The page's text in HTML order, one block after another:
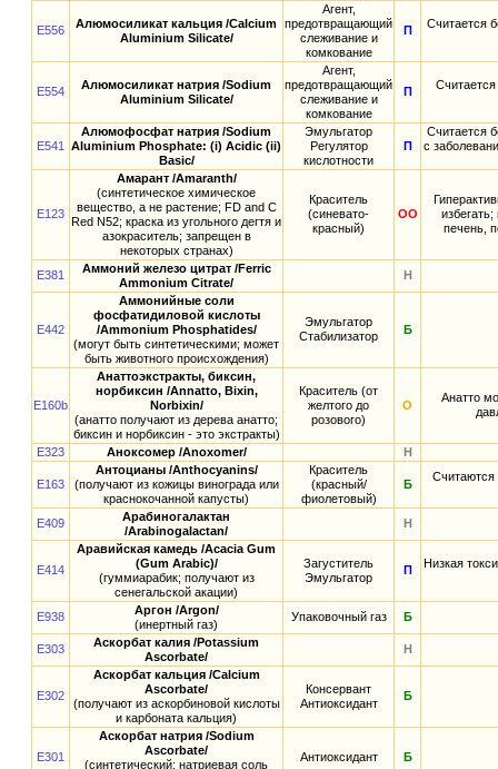
E556
Алюмосиликат кальция /Calcium
Aluminium Silicate/
Агент,
предотвращающий
слеживание и
комкование
П Считается
E554
Алюмосиликат натрия /Sodium
Aluminium Silicate/
Агент,
предотвращающий
слеживание и
комкование
П
E541
Алюмофосфат натрия /Sodium
Aluminium Phosphate: (i) Acidic (ii)
Basic/
Эмульгатор
Регулятор
кислотности
П
Считается
с
E123
Амарант /Amaranth/
(синтетическое химическое
вещество, а не растение; FD and С
Red N52; краска из угольного дегтя и
азокраситель; запрещен в
некоторых странах)
Краситель
(синевато-
красный)
ОО
печень,
E381
Аммоний железо цитрат /Ferric
Аmmonium Citrate/
Н
E442
Аммонийные соли
фосфатидиловой кислоты
/Ammonium Phosphatides/
(могут быть синтетическими; может
быть животного происхождения)
Эмульгатор
Стабилизатор
Б
E160b
Анаттоэкстракты, биксин,
норбиксин /Annatto, Bixin,
Norbixin/
(анатто получают из дерева анатто;
биксин и норбиксин - это экстракты)
Краситель (от
желтого до
розового)
О
Анатто
E323 Аноксомер /Anoxomer/ Н
E163
Антоцианы /Anthocyanins/
(получают из кожицы винограда или
краснокочанной капусты)
Краситель
(красный/
фиолетовый)
Б
Считаются
E409
Арабиногалактан
/Arabinogalactan/
Н
E414
Аравийская камедь /Acacia Gum
(Gum Arabic)/
(гуммиарабик; получают из
сенегальской акации)
Загуститель
Эмульгатор
П Низкая
E938
Аргон /Argon/
(инертный газ)
Упаковочный газ Б
E303
Аскорбат калия /Potassium
Ascorbate/
Н
E302
Аскорбат кальция /Calcium
Ascorbate/
(получают из аскорбиновой кислоты
и карбоната кальция)
Консервант
Антиоксидант
Б
E301
Аскорбат натрия /Sodium
Ascorbate/
(синтетический; натриевая соль
Антиоксидант Б